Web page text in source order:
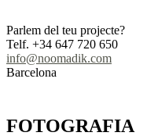
Parlem del teu projecte?
Telf. +34 647 720 650
info@noomadik.com
Barcelona
FOTOGRAFIA